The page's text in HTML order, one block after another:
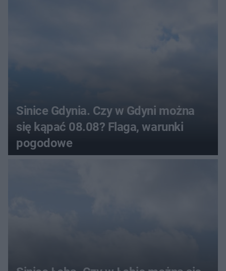
Sinice Gdynia. Czy w Gdyni można
się kąpać 08.08? Flaga, warunki
pogodowe